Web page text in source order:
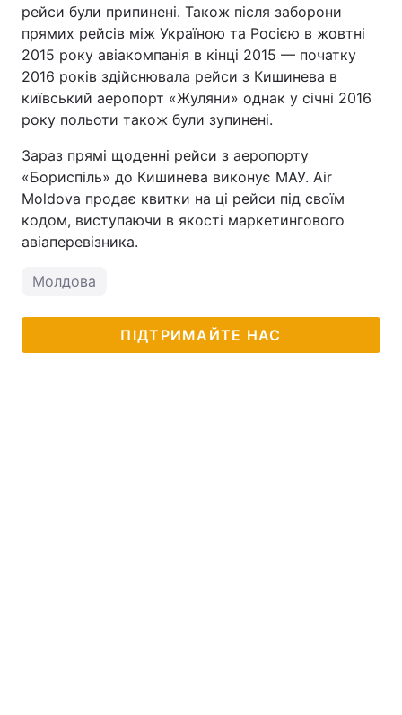
рейси були припинені. Також після заборони
прямих рейсів між Україною та Росією в жовтні
2015 року авіакомпанія в кінці 2015 — початку
2016 років здійснювала рейси з Кишинева в
київський аеропорт «Жуляни» однак у січні 2016
року польоти також були зупинені.
Зараз прямі щоденні рейси з аеропорту
«Бориспіль» до Кишинева виконує МАУ. Air
Moldova продає квитки на ці рейси під своїм
кодом, виступаючи в якості маркетингового
авіаперевізника.
Молдова
ПІДТРИМАЙТЕ НАС